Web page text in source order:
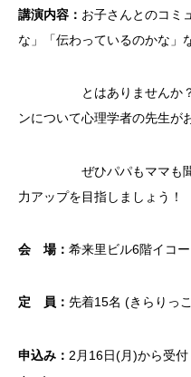
講演内容： お子さんとのコミ
な」「伝わっているのかな」
とはありませんか？0～
ンについて心理学者の先生が
ぜひパパもママも聞き
力アップを目指しましょう！
会 場： 希来里ビル6階イコ
定 員： 先着15名 (きらりっ
申込み： 2月16日(月)から受